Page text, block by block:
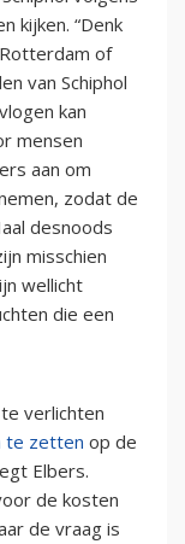
kijken. “Denk
of
van Schiphol
kan
mensen
aan om
zodat de
desnoods
misschien
wellicht
die een
verlichten
te zetten op de
Elbers.
de kosten
de vraag is